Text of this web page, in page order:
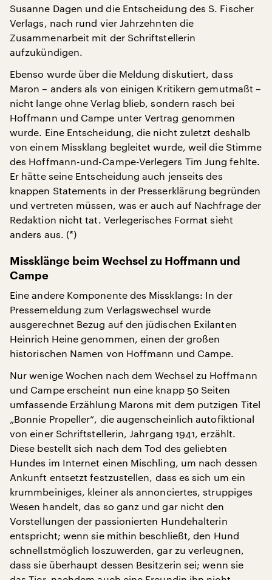
Susanne Dagen und die Entscheidung des S. Fischer
Verlags, nach rund vier Jahrzehnten die
Zusammenarbeit mit der Schriftstellerin
aufzukündigen.
Ebenso wurde über die Meldung diskutiert, dass
Maron – anders als von einigen Kritikern gemutmaßt –
nicht lange ohne Verlag blieb, sondern rasch bei
Hoffmann und Campe unter Vertrag genommen
wurde. Eine Entscheidung, die nicht zuletzt deshalb
von einem Missklang begleitet wurde, weil die Stimme
des Hoffmann-und-Campe-Verlegers Tim Jung fehlte.
Er hätte seine Entscheidung auch jenseits des
knappen Statements in der Presserklärung begründen
und vertreten müssen, was er auch auf Nachfrage der
Redaktion nicht tat. Verlegerisches Format sieht
anders aus. (*)
Missklänge beim Wechsel zu Hoffmann und
Campe
Eine andere Komponente des Missklangs: In der
Pressemeldung zum Verlagswechsel wurde
ausgerechnet Bezug auf den jüdischen Exilanten
Heinrich Heine genommen, einen der großen
historischen Namen von Hoffmann und Campe.
Nur wenige Wochen nach dem Wechsel zu Hoffmann
und Campe erscheint nun eine knapp 50 Seiten
umfassende Erzählung Marons mit dem putzigen Titel
„Bonnie Propeller“, die augenscheinlich autofiktional
von einer Schriftstellerin, Jahrgang 1941, erzählt.
Diese bestellt sich nach dem Tod des geliebten
Hundes im Internet einen Mischling, um nach dessen
Ankunft entsetzt festzustellen, dass es sich um ein
krummbeiniges, kleiner als annonciertes, struppiges
Wesen handelt, das so ganz und gar nicht den
Vorstellungen der passionierten Hundehalterin
entspricht; wenn sie mithin beschließt, den Hund
schnellstmöglich loszuwerden, gar zu verleugnen,
dass sie überhaupt dessen Besitzerin sei; wenn sie